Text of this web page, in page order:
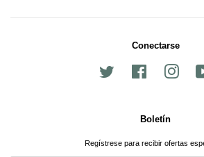
Conectarse
Facebook
Boletín
Regístrese para recibir ofertas